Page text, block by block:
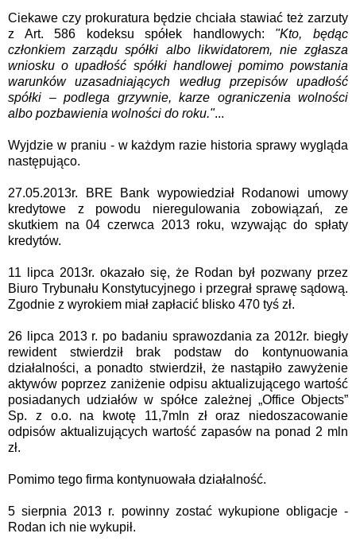
Ciekawe czy prokuratura będzie chciała stawiać też zarzuty
z Art. 586 kodeksu spółek handlowych: "Kto, będąc
członkiem zarządu spółki albo likwidatorem, nie zgłasza
wniosku o upadłość spółki handlowej pomimo powstania
warunków uzasadniających według przepisów upadłość
spółki – podlega grzywnie, karze ograniczenia wolności
albo pozbawienia wolności do roku."...
Wyjdzie w praniu - w każdym razie historia sprawy wygląda
następująco.
27.05.2013r. BRE Bank wypowiedział Rodanowi umowy
kredytowe z powodu nieregulowania zobowiązań, ze
skutkiem na 04 czerwca 2013 roku, wzywając do spłaty
kredytów.
11 lipca 2013r. okazało się, że Rodan był pozwany przez
Biuro Trybunału Konstytucyjnego i przegrał sprawę sądową.
Zgodnie z wyrokiem miał zapłacić blisko 470 tyś zł.
26 lipca 2013 r. po badaniu sprawozdania za 2012r. biegły
rewident stwierdził brak podstaw do kontynuowania
działalności, a ponadto stwierdził, że nastąpiło zawyżenie
aktywów poprzez zaniżenie odpisu aktualizującego wartość
posiadanych udziałów w spółce zależnej „Office Objects”
Sp. z o.o. na kwotę 11,7mln zł oraz niedoszacowanie
odpisów aktualizujących wartość zapasów na ponad 2 mln
zł.
Pomimo tego firma kontynuowała działalność.
5 sierpnia 2013 r. powinny zostać wykupione obligacje -
Rodan ich nie wykupił.